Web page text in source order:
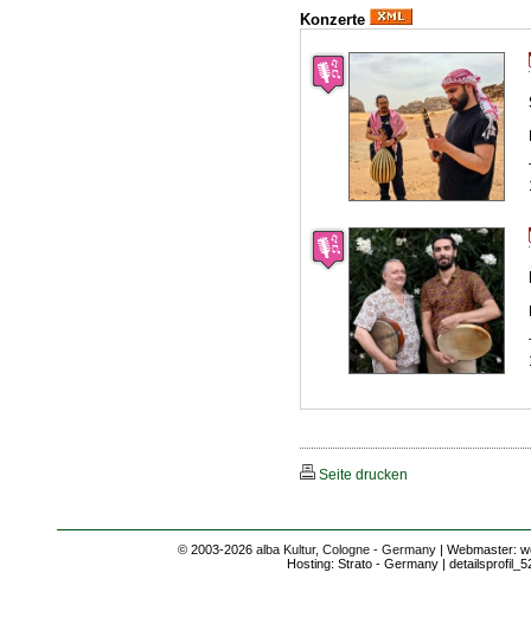
Konzerte
Seite drucken
© 2003-2026 alba Kultur, Cologne - Germany | Webmaster:
Hosting: Strato - Germany |